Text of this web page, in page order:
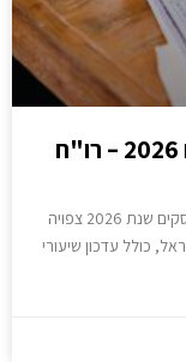
מה שחשוב לדעת: מיסוי עסקים 2026 – רו"ח
רו"ח קרלוס ששון – מה שחשוב לדעת על מיסוי ועסקים שנת 2026 צפויה
כולל עדכון שיעורי